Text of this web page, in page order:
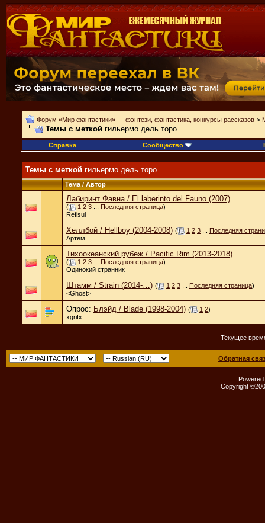
Форум «Мир фантастики» — фэнтези, фантастика, конкурсы рассказов >
Темы с меткой гильермо дель торо
Справка Сообщество
Темы с меткой гильермо дель торо
Тема / Автор
Лабиринт Фавна / El laberinto del Fauno (2007)
( 1 2 3 Последняя страница)
Refisul
Хеллбой / Hellboy (2004-2008) ( 1 2 3
Последняя
Артём
Тихоокеанский рубеж / Pacific Rim (2013-2018)
( 1 2 3 Последняя страница)
Одинокий странник
Штамм / Strain (2014-…) ( 1 2 3 Последняя страница)
<Ghost>
Опрос: Блэйд / Blade (1998-2004) ( 1 2)
xgrifx
Текущее
Обратная
Copyright